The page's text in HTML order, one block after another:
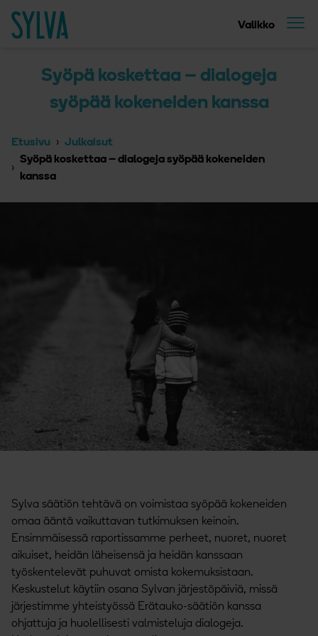
Valikko
Syöpä koskettaa – dialogeja
syöpää kokeneiden kanssa
Etusivu
Julkaisut
Syöpä koskettaa – dialogeja syöpää kokeneiden
kanssa
Sylva säätiön tehtävä on voimistaa syöpää kokeneiden
omaa ääntä vaikuttavan tutkimuksen keinoin.
Ensimmäisessä raportissamme perheet, nuoret, nuoret
aikuiset, heidän läheisensä ja heidän kanssaan
työskentelevät puhuvat omista kokemuksistaan.
Keskustelut käytiin osana Sylvan järjestöpäiviä, missä
järjestimme yhteistyössä Erätauko-säätiön kanssa
ohjattuja ja huolellisesti valmisteluja dialogeja.